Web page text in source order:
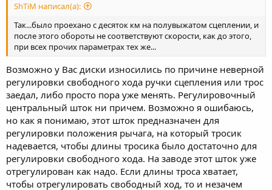
ShTiM написал(а):
Так...было проехано с десяток км на полувыжатом сцеплении, и
после этого обороты не соответствуют скорости, как до этого,
при всех прочих параметрах тех же...
Возможно у Вас диски износились по причине неверной
регулировки свободного хода ручки сцепления или трос
заедал, либо просто пора уже менять. Регулировочный
центральный шток ни причем. Возможно я ошибаюсь,
но как я понимаю, этот шток предназначен для
регулировки положения рычага, на который тросик
надевается, чтобы длины тросика было достаточно для
регулировки свободного хода. На заводе этот шток уже
отрегулирован как надо. Если длины троса хватает,
чтобы отрегулировать свободный ход, то и незачем